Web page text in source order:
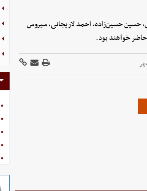
حسین حسین‌زاده، احمد لاریجانی، سیروس